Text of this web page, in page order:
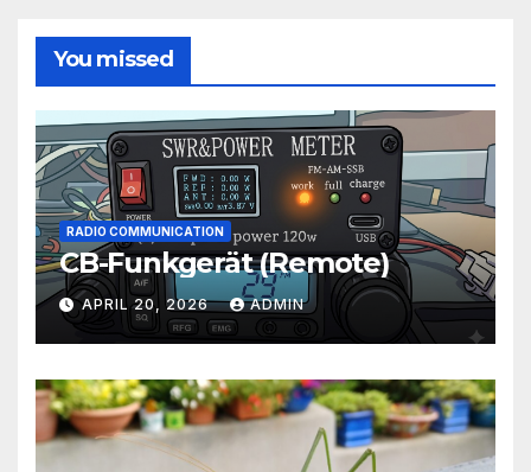
You missed
RADIO COMMUNICATION
CB-Funkgerät (Remote)
APRIL 20, 2026 ADMIN